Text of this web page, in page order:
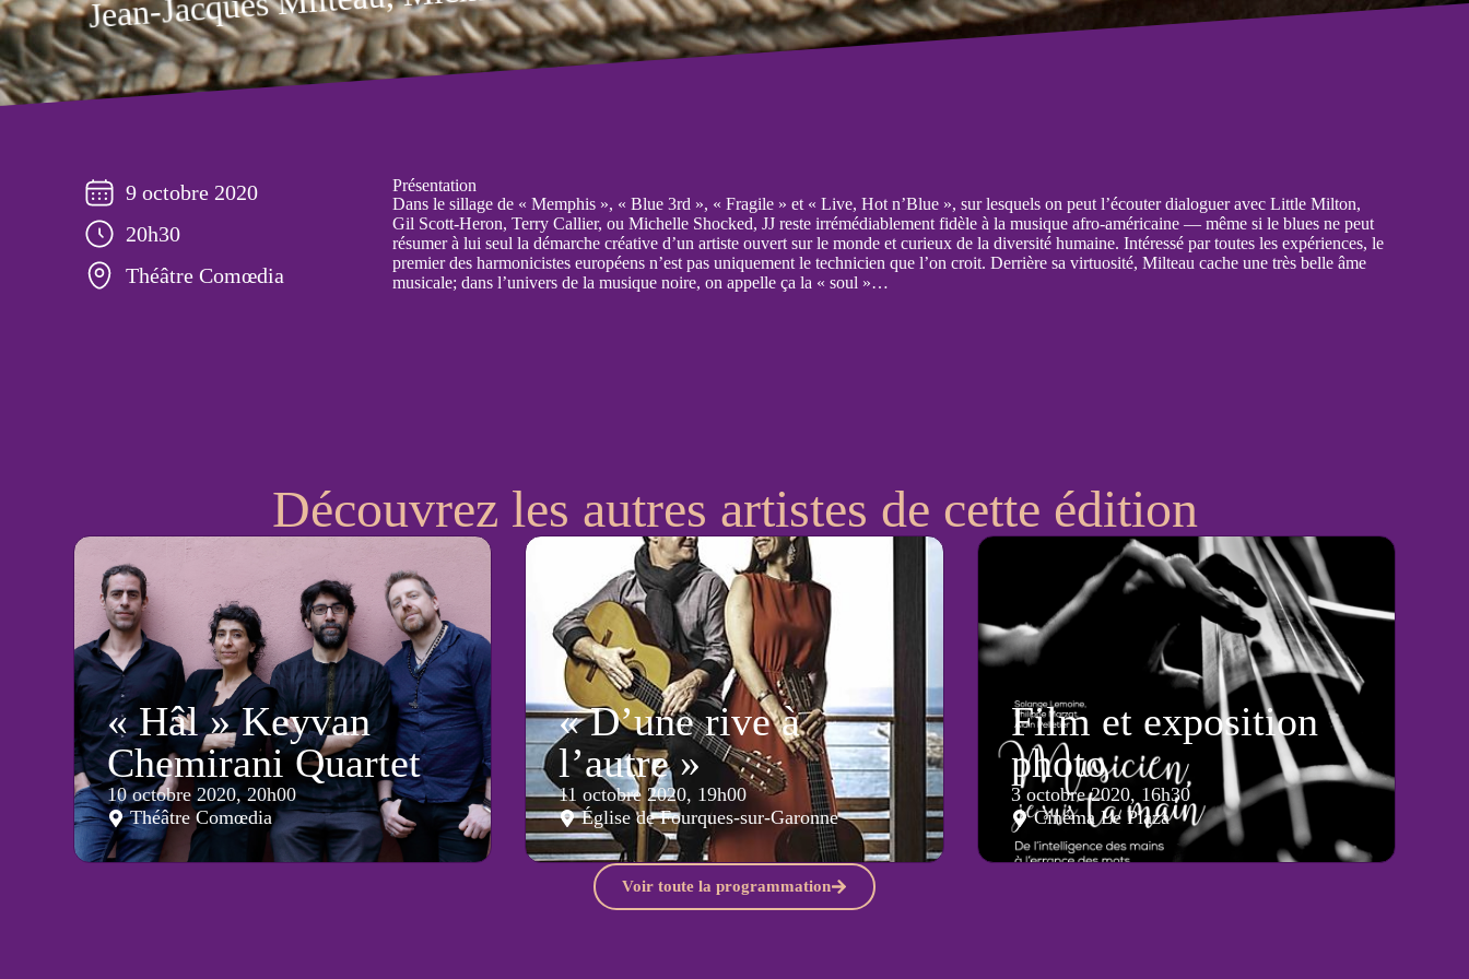
9 octobre 2020
20h30
Théâtre Comœdia
Présentation
Dans le sillage de « Memphis », « Blue 3rd », « Fragile » et « Live, Hot n’Blue », sur lesquels on peut l’écouter dialoguer avec Little Milton,
Gil Scott-Heron, Terry Callier, ou Michelle Shocked, JJ reste irrémédiablement fidèle à la musique afro-américaine — même si le blues ne peut
résumer à lui seul la démarche créative d’un artiste ouvert sur le monde et curieux de la diversité humaine. Intéressé par toutes les expériences, le
premier des harmonicistes européens n’est pas uniquement le technicien que l’on croit. Derrière sa virtuosité, Milteau cache une très belle âme
musicale; dans l’univers de la musique noire, on appelle ça la « soul »…
Découvrez les autres artistes de cette édition
« Hâl » Keyvan
Chemirani Quartet
10 octobre 2020, 20h00
Théâtre Comœdia
« D’une rive à
l’autre »
11 octobre 2020, 19h00
Église de Fourques-sur-Garonne
Film et exposition
photo
3 octobre 2020, 16h30
Cinéma Le Plaza
Voir toute la programmation